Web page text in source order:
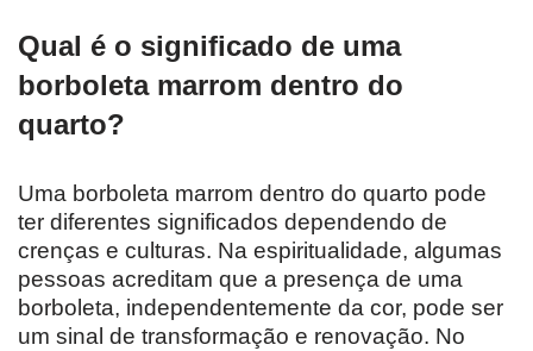
Qual é o significado de uma
borboleta marrom dentro do
quarto?
Uma borboleta marrom dentro do quarto pode
ter diferentes significados dependendo de
crenças e culturas. Na espiritualidade, algumas
pessoas acreditam que a presença de uma
borboleta, independentemente da cor, pode ser
um sinal de transformação e renovação. No